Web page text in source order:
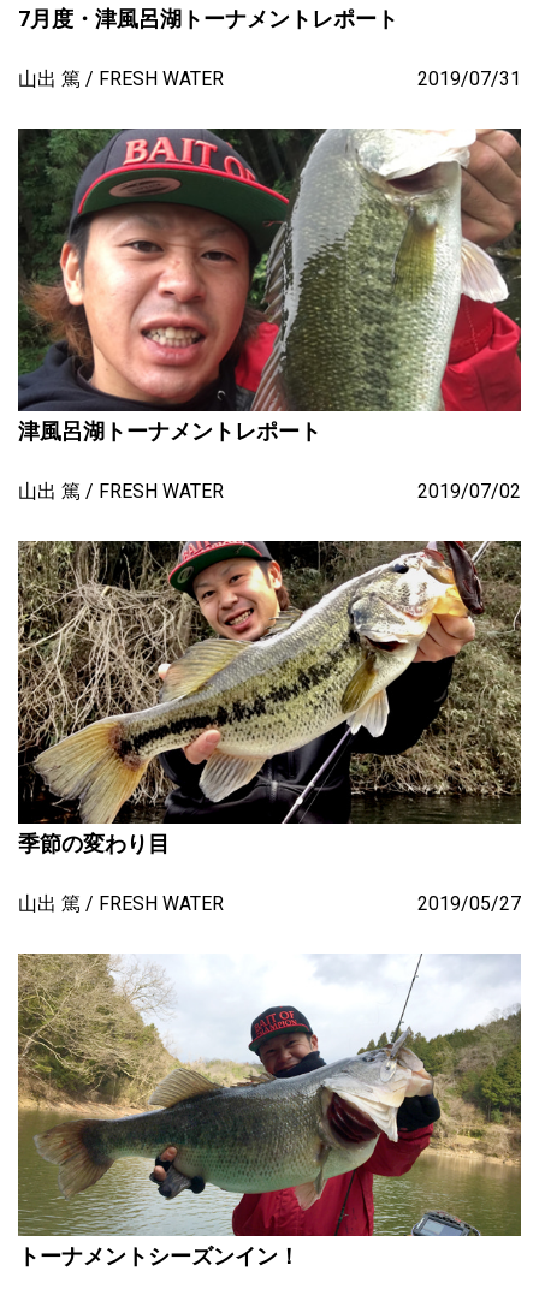
7月度・津風呂湖トーナメントレポート
山出 篤 FRESH WATER 2019/07/31
津風呂湖トーナメントレポート
山出 篤 FRESH WATER 2019/07/02
季節の変わり目
山出 篤 FRESH WATER 2019/05/27
トーナメントシーズンイン！